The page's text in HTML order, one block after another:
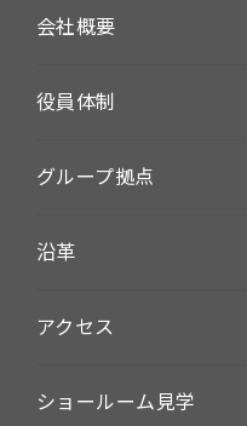
会社概要
役員体制
グループ拠点
沿革
アクセス
ショールーム見学